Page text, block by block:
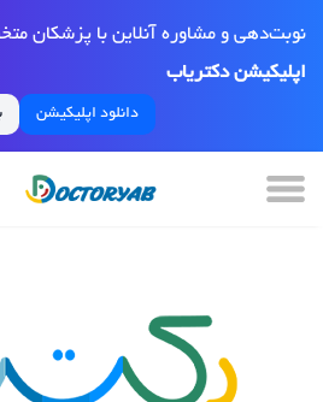
نوبت‌دهی و مشاوره آنلاین با
اپلیکیشن دکتریاب
دانلود اپلیکیشن